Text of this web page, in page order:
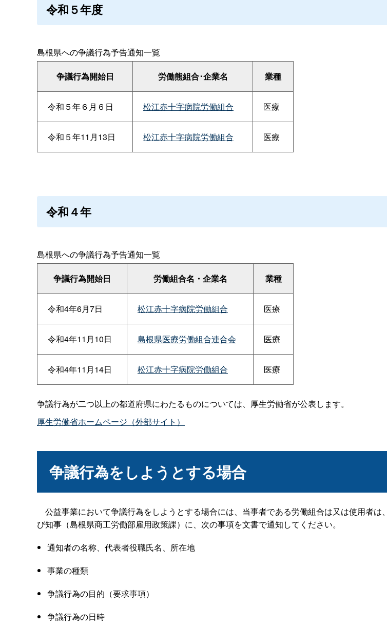
令和５年度
島根県への争議行為予告通知一覧
争議行為開始日 労働熊組合･企業名 業種
令和５年６月６日 松江赤十字病院労働組合 医療
令和５年11月13日 松江赤十字病院労働組合 医療
令和４年
島根県への争議行為予告通知一覧
争議行為開始日 労働組合名・企業名 業種
令和4年6月7日 松江赤十字病院労働組合 医療
令和4年11月10日 島根県医療労働組合連合会 医療
令和4年11月14日 松江赤十字病院労働組合 医療
争議行為が二つ以上の都道府県にわたるものについては、厚生労働省が公表します。
厚生労働省ホームページ（外部サイト）
争議行為をしようとする場合
公益事業において争議行為をしようとする場合には、当事者である労働組合は又は使用者
び知事（島根県商工労働部雇用政策課）に、次の事項を文書で通知してください。
通知者の名称、代表者役職氏名、所在地
事業の種類
争議行為の目的（要求事項）
争議行為の日時